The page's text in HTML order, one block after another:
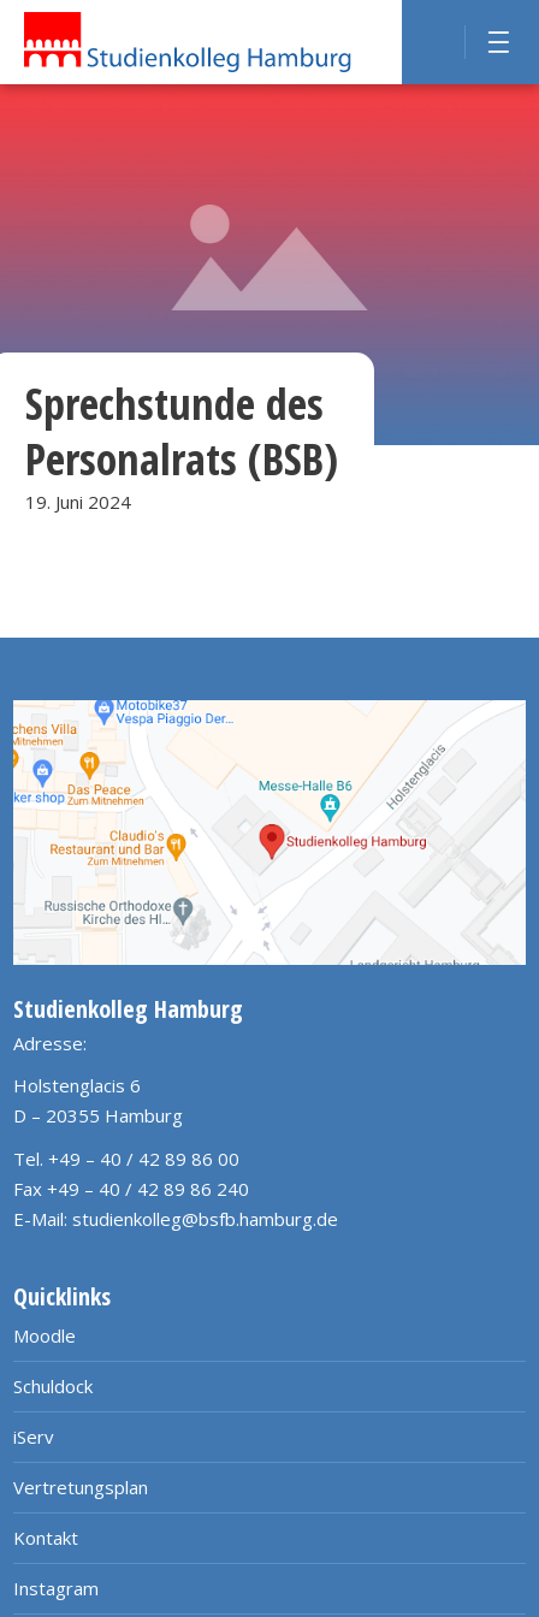
Sprechstunde des
Personalrats (BSB)
19. Juni 2024
Studienkolleg Hamburg
Adresse:
Holstenglacis 6
D – 20355 Hamburg
Tel. +49 – 40 / 42 89 86 00
Fax +49 – 40 / 42 89 86 240
E-Mail: studienkolleg@bsfb.hamburg.de
Quicklinks
Moodle
Schuldock
iServ
Vertretungsplan
Kontakt
Instagram